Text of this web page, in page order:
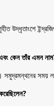
উদ্ধৃতাংশে
কেন তাঁর এমন
সময়